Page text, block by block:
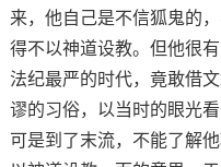
来，他自己是不信狐鬼的
得不以神道设教。但他很
法纪最严的时代，竟敢借
谬的习俗，以当时的眼光
可是到了末流，不能了解